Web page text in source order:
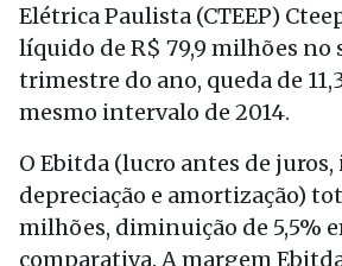
Elétrica Paulista (CTEEP)
líquido de R$ 79,9 milhões no
trimestre do ano, queda de
mesmo intervalo de 2014.
O Ebitda (lucro antes de
depreciação e amortização)
milhões, diminuição de 5,5%
comparativa. A margem